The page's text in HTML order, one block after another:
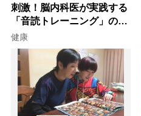
刺激！脳内科医が実践する
「音読トレーニング」の極
意
健康